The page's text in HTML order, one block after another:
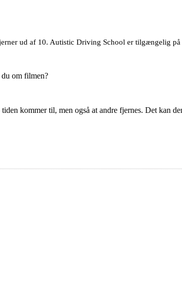
ud af 10. Autistic Driving School er tilgængelig
du om filmen?
kommer til, men også at andre fjernes. Det kan